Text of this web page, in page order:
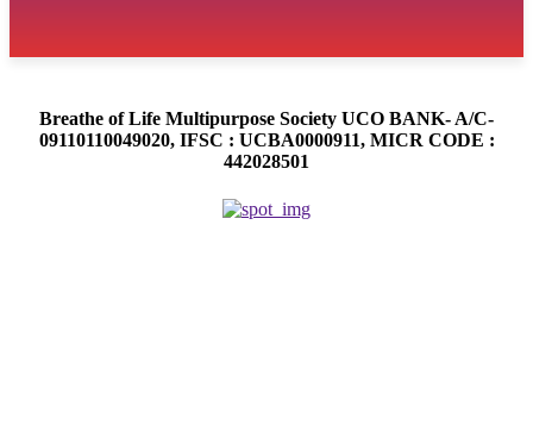
Breathe of Life Multipurpose Society UCO BANK- A/C-
09110110049020, IFSC : UCBA0000911, MICR CODE :
442028501